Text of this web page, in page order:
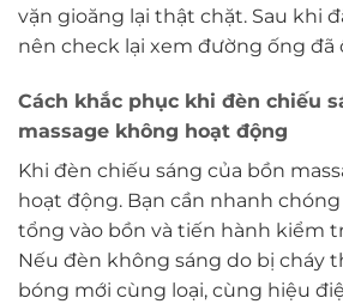
vặn gioăng lại thật chặt. Sau khi
nên check lại xem đường ống đã
Cách khắc phục khi đèn chiếu
massage không hoạt động
Khi đèn chiếu sáng của bồn
hoạt động. Bạn cần nhanh
tổng vào bồn và tiến hành kiểm
Nếu đèn không sáng do bị cháy
bóng mới cùng loại, cùng hiệu